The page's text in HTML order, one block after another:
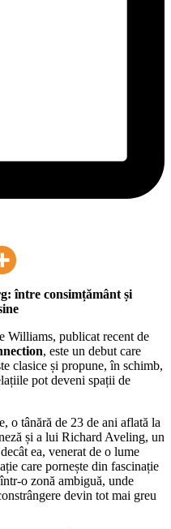
între consimțământ și
Williams, publicat recent de
, este un debut care
clasice și propune, în schimb,
pot deveni spații de
o tânără de 23 de ani aflată la
și a lui Richard Aveling, un
ea, venerat de o lume
care pornește din fascinație
o zonă ambiguă, unde
devin tot mai greu